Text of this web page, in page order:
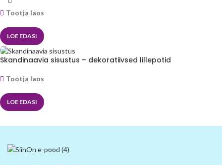
Tootja laos
LOE EDASI
Skandinaavia sisustus – dekoratiivsed lillepotid
Tootja laos
LOE EDASI